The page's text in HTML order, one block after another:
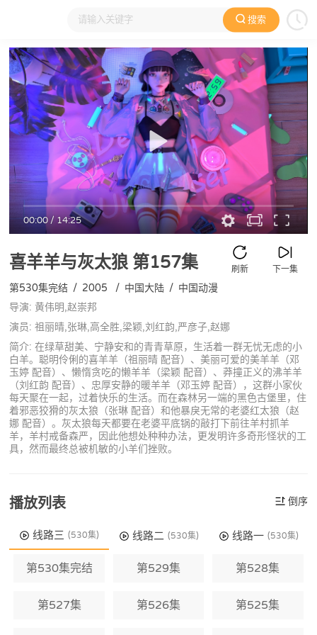
搜索
大家在看 日本动漫 国产动漫 欧美动漫 动漫电影
00:00/14:25
喜羊羊与灰太狼第157集 下一集
刷新
第530集完结 / 2005 / 中国大陆 / 中国动漫
导演: 黄伟明,赵崇邦
演员: 祖丽晴,张琳,高全胜,梁颖,刘红韵,严彦子,赵娜
简介: 在绿草甜美、宁静安和的青青草原，生活着一群无忧无虑的小
白羊。聪明伶俐的喜羊羊（祖丽晴 配音）、美丽可爱的美羊羊（邓
玉婷 配音）、懒惰贪吃的懒羊羊（梁颖 配音）、莽撞正义的沸羊羊
（刘红韵 配音）、忠厚安静的暖羊羊（邓玉婷 配音），这群小家伙
每天聚在一起，过着快乐的生活。而在森林另一端的黑色古堡里，住
着邪恶狡猾的灰太狼（张琳 配音）和他暴戾无常的老婆红太狼（赵
娜 配音）。灰太狼每天都要在老婆平底锅的敲打下前往羊村抓羊
羊，羊村戒备森严，因此他想处种种办法，更发明许多奇形怪状的工
具，然而最终总被机敏的小羊们挫败。
播放列表 倒序
线路三 (530集) 线路二 (530集) 线路一 (530集)
第530集完结 第529集 第528集
第527集 第526集 第525集